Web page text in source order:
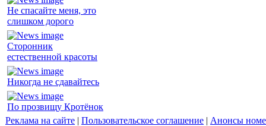
Не спасайте меня, это
слишком дорого
Сторонник
естественной красоты
Никогда не сдавайтесь
По прозвищу Кротёнок
Реклама на сайте | Пользовательское соглашение | Анонсы